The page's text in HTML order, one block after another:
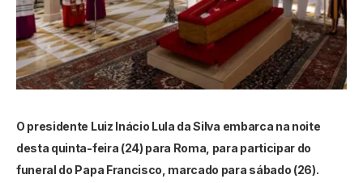
O presidente Luiz Inácio Lula da Silva embarca na noite
desta quinta-feira (24) para Roma, para participar do
funeral do Papa Francisco, marcado para sábado (26).